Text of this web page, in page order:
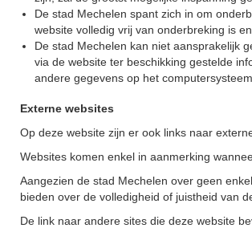
De stad Mechelen spant zich in om
website volledig vrij van onderbreking is
De stad Mechelen kan niet aansprakelijk
via de website ter beschikking gestelde
andere gegevens op het
Externe websites
Op deze website zijn er ook links naar
Websites komen enkel in aanmerking
Aangezien de stad Mechelen over geen
bieden over de volledigheid of juistheid van
De link naar andere sites die deze website